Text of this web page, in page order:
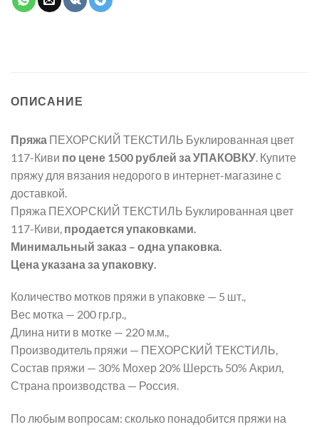
ОПИСАНИЕ
Пряжа ПЕХОРСКИЙ ТЕКСТИЛЬ Буклированная цвет
117-Киви по цене 1500 рублей за УПАКОВКУ . Купите
пряжу для вязания недорого в интернет-магазине с
доставкой.
Пряжа ПЕХОРСКИЙ ТЕКСТИЛЬ Буклированная цвет
117-Киви, продается упаковками.
Минимальный заказ – одна упаковка.
Цена указана за упаковку.
Количество мотков пряжи в упаковке — 5 шт.,
Вес мотка — 200 гр.гр.,
Длина нити в мотке — 220 м.м.,
Производитель пряжи — ПЕХОРСКИЙ ТЕКСТИЛЬ,
Состав пряжи — 30% Мохер 20% Шерсть 50% Акрил,
Страна производства — Россия.
По любым вопросам: сколько понадобится пряжи на